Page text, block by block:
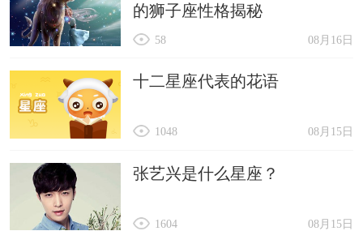
的狮子座性格揭秘
08月16日
58
十二星座代表的花语
08月15日
1048
张艺兴是什么星座？
08月15日
1604